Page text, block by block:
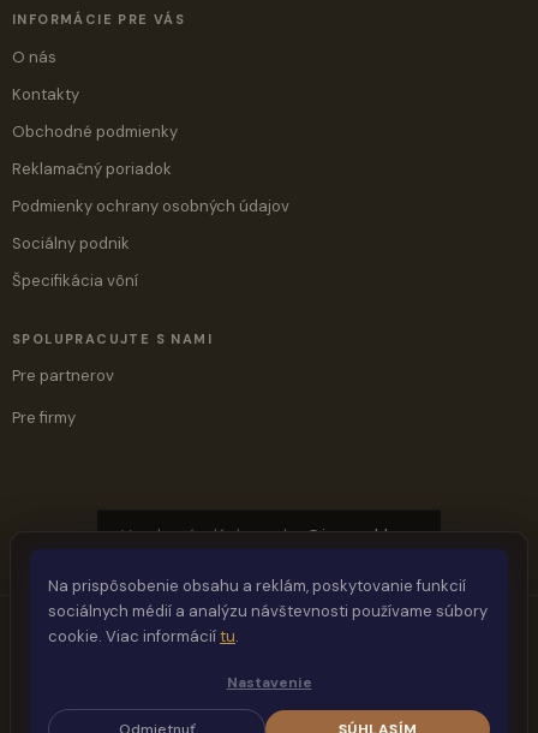
Na prispôsobenie obsahu a reklám, poskytovanie funkcií
sociálnych médií a analýzu návštevnosti používame súbory
cookie. Viac informáciítu.
Nastavenie
INFORMÁCIE PRE VÁS
O nás
Kontakty
Obchodné podmienky
Reklamačný poriadok
Podmienky ochrany osobných údajov
Sociálny podnik
Špecifikácia vôní
SPOLUPRACUJTE S NAMI
Pre partnerov
Pre firmy
Vyrobené s láskou ♥ by@jaymashlove
Vytvoril Shoptet